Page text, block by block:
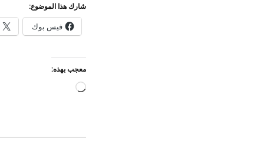
شارك هذا الموضوع:
فيس بوك
معجب بهذه:
جاري